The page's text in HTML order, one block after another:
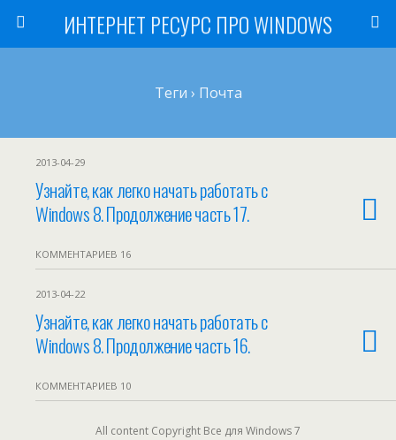
ИНТЕРНЕТ РЕСУРС ПРО WINDOWS
Теги › Почта
2013-04-29
Узнайте, как легко начать работать с
Windows 8. Продолжение часть 17.
КОММЕНТАРИЕВ 16
2013-04-22
Узнайте, как легко начать работать с
Windows 8. Продолжение часть 16.
КОММЕНТАРИЕВ 10
All content Copyright Все для Windows 7